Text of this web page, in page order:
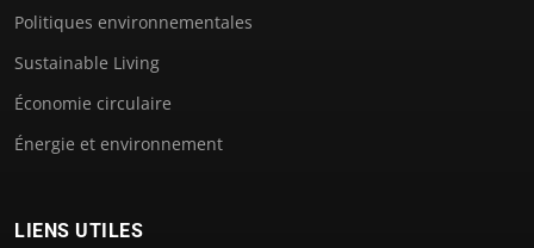
Politiques environnementales
Sustainable Living
Économie circulaire
Énergie et environnement
LIENS UTILES